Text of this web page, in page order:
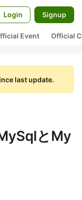
Login Signup
Event Official
last update.
とMy